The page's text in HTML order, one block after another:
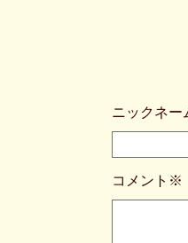
ニックネ
コメント※